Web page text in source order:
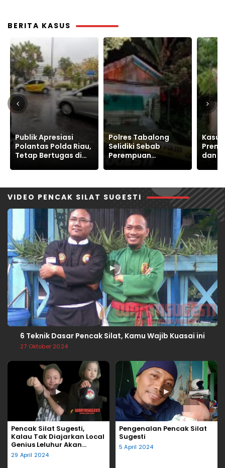
BERITA KASUS
Polres Tabalong
Selidiki Sebab
Perempuan
Kasus Tanah,
Preman Alat Berat
dan Kriminal Warga
RI,
VIDEO PENCAK SILAT SUGESTI
▶
6 Teknik Dasar Pencak Silat, Kamu Wajib Kuasai ini
27 Oktober 2024
▶
Pencak Silat Sugesti,
Kalau Tak Diajarkan Local
Genius Leluhur Akan
Hilang
29 April 2024
▶
Pengenalan Pencak Silat
Sugesti
5 April 2024